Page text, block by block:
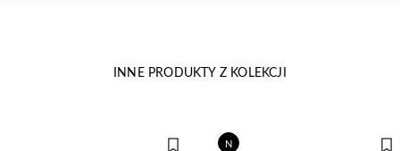
INNE PRODUKTY Z KOLEKCJI
N